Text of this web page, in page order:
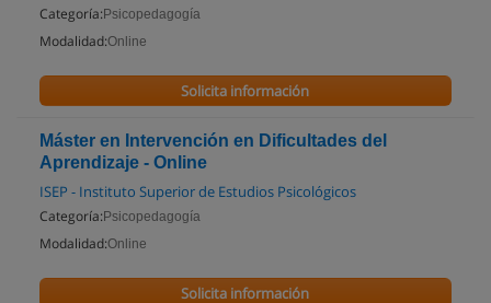
Categoría: Psicopedagogía
Modalidad:Online
Solicita información
Máster en Intervención en Dificultades del
Aprendizaje - Online
ISEP - Instituto Superior de Estudios Psicológicos
Categoría: Psicopedagogía
Modalidad:Online
Solicita información